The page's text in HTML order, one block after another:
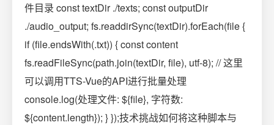
件目录 const textDir ./texts; const outputDir
./audio_output; fs.readdirSync(textDir).forEach(file {
if (file.endsWith(.txt)) { const content
fs.readFileSync(path.join(textDir, file), utf-8); // 这里
可以调用TTS-Vue的API进行批量处理
console.log(处理文件: ${file}, 字符数:
${content.length}); } });技术挑战如何将这种脚本与